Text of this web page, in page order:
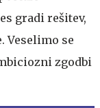
gradi rešitev,
Veselimo se
zgodbi